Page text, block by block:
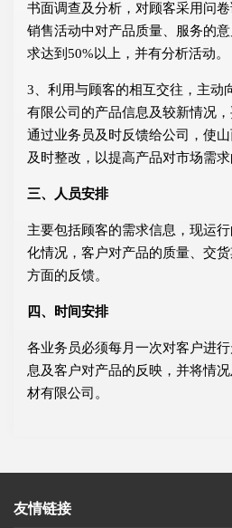
书面调查及分析，对顾客采用问
销售活动中对产品质量、服务的
求达到50%以上，并有分析活动。
3、利用与顾客的相互交往，主动
有限公司的产品信息及较新情况
通过业务员及时反馈给公司，使
及时整改，以提高产品对市场需求
三、人员安排
主要包括顾客的需求信息，现运
化情况，客户对产品的质量、交
方面的反馈。
四、时间安排
各业务员必须每月一次对客户进
息及客户对产品的反映，并将情
材有限公司。
友情链接